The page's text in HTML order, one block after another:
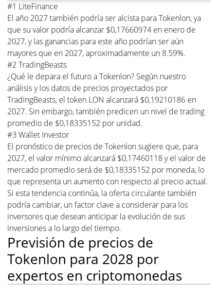
#1 LiteFinance
El año 2027 también podría ser alcista para Tokenlon, ya
que su valor podría alcanzar $0,17660974 en enero de
2027, y las ganancias para este año podrían ser aún
mayores que en 2027, aproximadamente un 8.59%.
#2 TradingBeasts
¿Qué le depara el futuro a Tokenlon? Según nuestro
análisis y los datos de precios proyectados por
TradingBeasts, el token LON alcanzará $0,19210186 en
2027. Sin embargo, también predicen un nivel de trading
promedio de $0,18335152 por unidad.
#3 Wallet Investor
El pronóstico de precios de Tokenlon sugiere que, para
2027, el valor mínimo alcanzará $0,17460118 y el valor de
mercado promedio será de $0,18335152 por moneda, lo
que representa un aumento con respecto al precio actual.
Si esta tendencia continúa, la oferta circulante también
podría cambiar, un factor clave a considerar para los
inversores que desean anticipar la evolución de sus
inversiones a lo largo del tiempo.
Previsión de precios de
Tokenlon para 2028 por
expertos en criptomonedas